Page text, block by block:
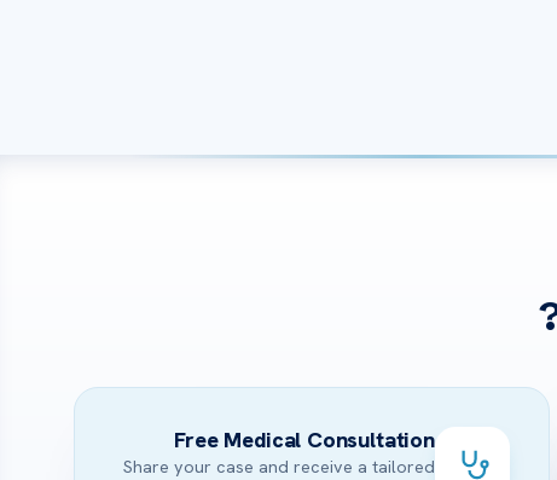
Free Medical Consultation
Share your case and receive a tailored